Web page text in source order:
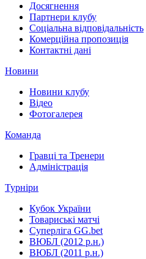
Досягнення
Партнери клубу
Соціальна відповідальність
Комерційна пропозиція
Контактні дані
Новини
Новини клубу
Відео
Фотогалерея
Команда
Гравці та Тренери
Адміністрація
Турніри
Кубок України
Товариські матчі
Суперліга GG.bet
ВЮБЛ (2012 р.н.)
ВЮБЛ (2011 р.н.)